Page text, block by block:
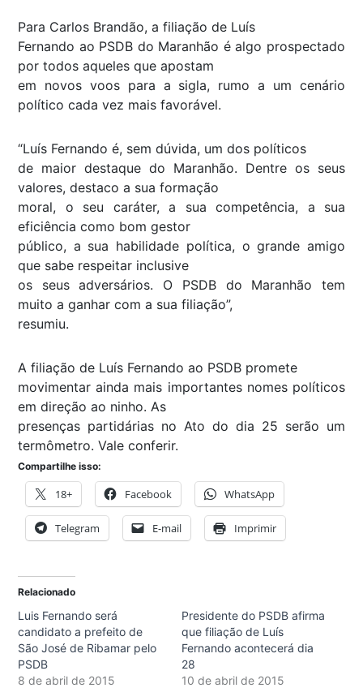
Para Carlos Brandão, a filiação de Luís
Fernando ao PSDB do Maranhão é algo prospectado
por todos aqueles que apostam
em novos voos para a sigla, rumo a um cenário
político cada vez mais favorável.
“Luís Fernando é, sem dúvida, um dos políticos
de maior destaque do Maranhão. Dentre os seus
valores, destaco a sua formação
moral, o seu caráter, a sua competência, a sua
eficiência como bom gestor
público, a sua habilidade política, o grande amigo
que sabe respeitar inclusive
os seus adversários. O PSDB do Maranhão tem
muito a ganhar com a sua filiação”,
resumiu.
A filiação de Luís Fernando ao PSDB promete
movimentar ainda mais importantes nomes políticos
em direção ao ninho. As
presenças partidárias no Ato do dia 25 serão um
termômetro. Vale conferir.
Compartilhe isso:
18+ Facebook WhatsApp
Telegram E-mail Imprimir
Relacionado
Luis Fernando será
candidato a prefeito de
São José de Ribamar pelo
PSDB
8 de abril de 2015
Presidente do PSDB afirma
que filiação de Luís
Fernando acontecerá dia
28
10 de abril de 2015